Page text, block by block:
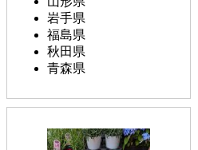
岩手県
福島県
秋田県
青森県